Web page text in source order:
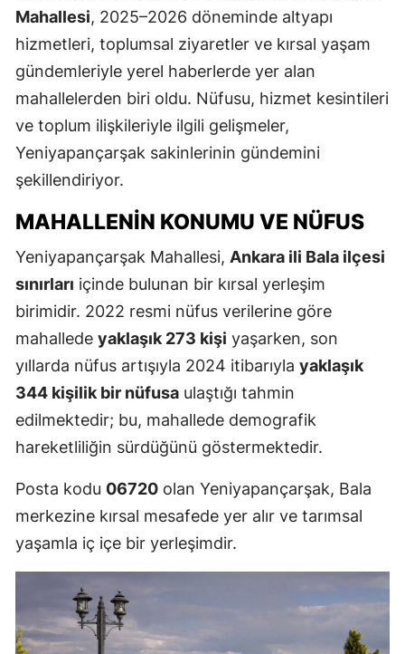
Mahallesi, 2025–2026 döneminde altyapı
hizmetleri, toplumsal ziyaretler ve kırsal yaşam
gündemleriyle yerel haberlerde yer alan
mahallelerden biri oldu. Nüfusu, hizmet kesintileri
ve toplum ilişkileriyle ilgili gelişmeler,
Yeniyapançarşak sakinlerinin gündemini
şekillendiriyor.
MAHALLENIN KONUMU VE NÜFUS
Yeniyapançarşak Mahallesi, Ankara ili Bala ilçesi
sınırları içinde bulunan bir kırsal yerleşim
birimidir. 2022 resmi nüfus verilerine göre
mahallede yaklaşık 273 kişi yaşarken, son
yıllarda nüfus artışıyla 2024 itibarıyla yaklaşık
344 kişilik bir nüfusa ulaştığı tahmin
edilmektedir; bu, mahallede demografik
hareketliliğin sürdüğünü göstermektedir.
Posta kodu 06720 olan Yeniyapançarşak, Bala
merkezine kırsal mesafede yer alır ve tarımsal
yaşamla iç içe bir yerleşimdir.